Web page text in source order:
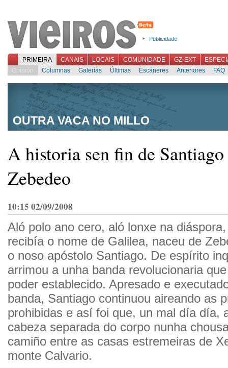
Publicidade
PRIMEIRA CANAIS LOCAIS COMUNIDADE GZ-EXT
Opinión
Columnas Galerías Últimas Escáneres Anteriores FAQ
OUTRA VACA NO MILLO
A historia sen fin de Santiago
Zebedeo
10:15 02/09/2008
Aló polo ano cero, aló lonxe na
recibía o nome de Galilea, naceu de
o noso apóstolo Santiago. De espírito
arrimou a unha banda revolucionaria
poder establecido. Apresado e
banda, Santiago continuou aireando as
prohibidas e así foi que, un mal día día,
cabeza separada do corpo nunha
camiño entre as casas estremeiras de
monte Calvario.